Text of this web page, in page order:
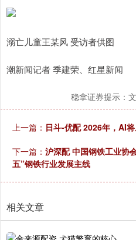
溺亡儿童王某风 受访者供图
潮新闻记者 季建荣、红星新闻
稳拿证券提示：
上一篇： 日斗-优配 2026年，AI
下一篇： 沪深配 中国钢铁工业协
五”钢铁行业发展主线
相关文章